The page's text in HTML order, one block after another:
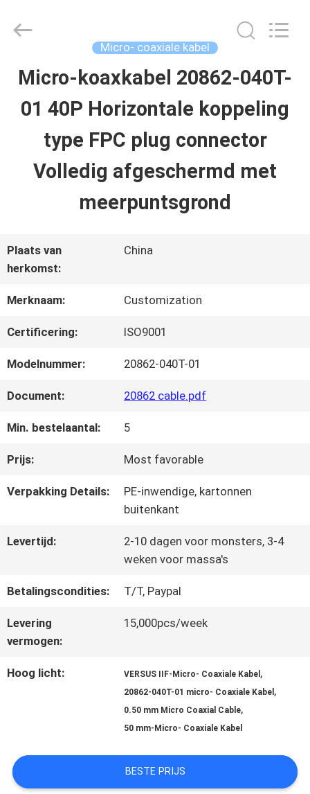
HUIS
PRODUCTEN
VIDEO'S
ONS
KWALITEITSCONTROLE
NEEM
CONTACT
MET
OP
NIEUWS
GEVALLEN
OFFERTE
Media
Reserved.
Micro- coaxiale kabel
Micro-koaxkabel 20862-040T-
01 40P Horizontale koppeling
type FPC plug connector
Volledig afgeschermd met
meerpuntsgrond
Plaats van
herkomst:
China
Merknaam: Customization
Certificering: ISO9001
Modelnummer: 20862-040T-01
Document: 20862 cable.pdf
Min. bestelaantal: 5
Prijs: Most favorable
Verpakking Details:
PE-inwendige, kartonnen
buitenkant
Levertijd:
2-10 dagen voor monsters, 3-4
weken voor massa's
Betalingscondities: T/T, Paypal
Levering
vermogen:
15,000pcs/week
Hoog licht: VERSUS IIF-Micro- Coaxiale Kabel ,
20862-040T-01 micro- Coaxiale Kabel ,
0.50 mm Micro Coaxial Cable,
50 mm-Micro- Coaxiale Kabel
BESTE PRIJS